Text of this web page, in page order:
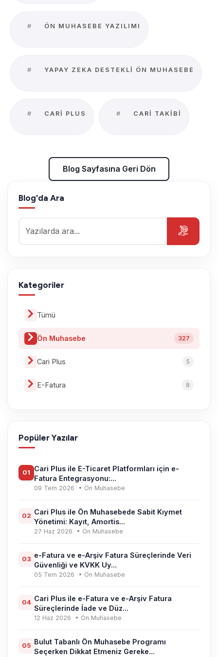
# ÖN MUHASEBE YAZILIMI
# YAPAY ZEKA DESTEKLI ÖN MUHASEBE
# CARI PLUS # CARI TAKIBI
Blog Sayfasına Geri Dön
Blog Sayfasına Geri Dön
Blog'da Ara
Kategoriler
Tümü
Ön Muhasebe 327
Cari Plus 5
E-Fatura 8
Popüler Yazılar
01
Cari Plus ile E-Ticaret Platformları için e-
Fatura Entegrasyonu:...
09 Tem 2026 • Ön Muhasebe
02 Cari Plus ile Ön Muhasebede Sabit Kıymet
Yönetimi: Kayıt, Amortis...
27 Haz 2026 • Ön Muhasebe
03 e-Fatura ve e-Arşiv Fatura Süreçlerinde Veri
Güvenliği ve KVKK Uy...
05 Tem 2026 • Ön Muhasebe
04 Cari Plus ile e-Fatura ve e-Arşiv Fatura
Süreçlerinde İade ve Düz...
12 Haz 2026 • Ön Muhasebe
05 Bulut Tabanlı Ön Muhasebe Programı
Seçerken Dikkat Etmeniz Gereke...